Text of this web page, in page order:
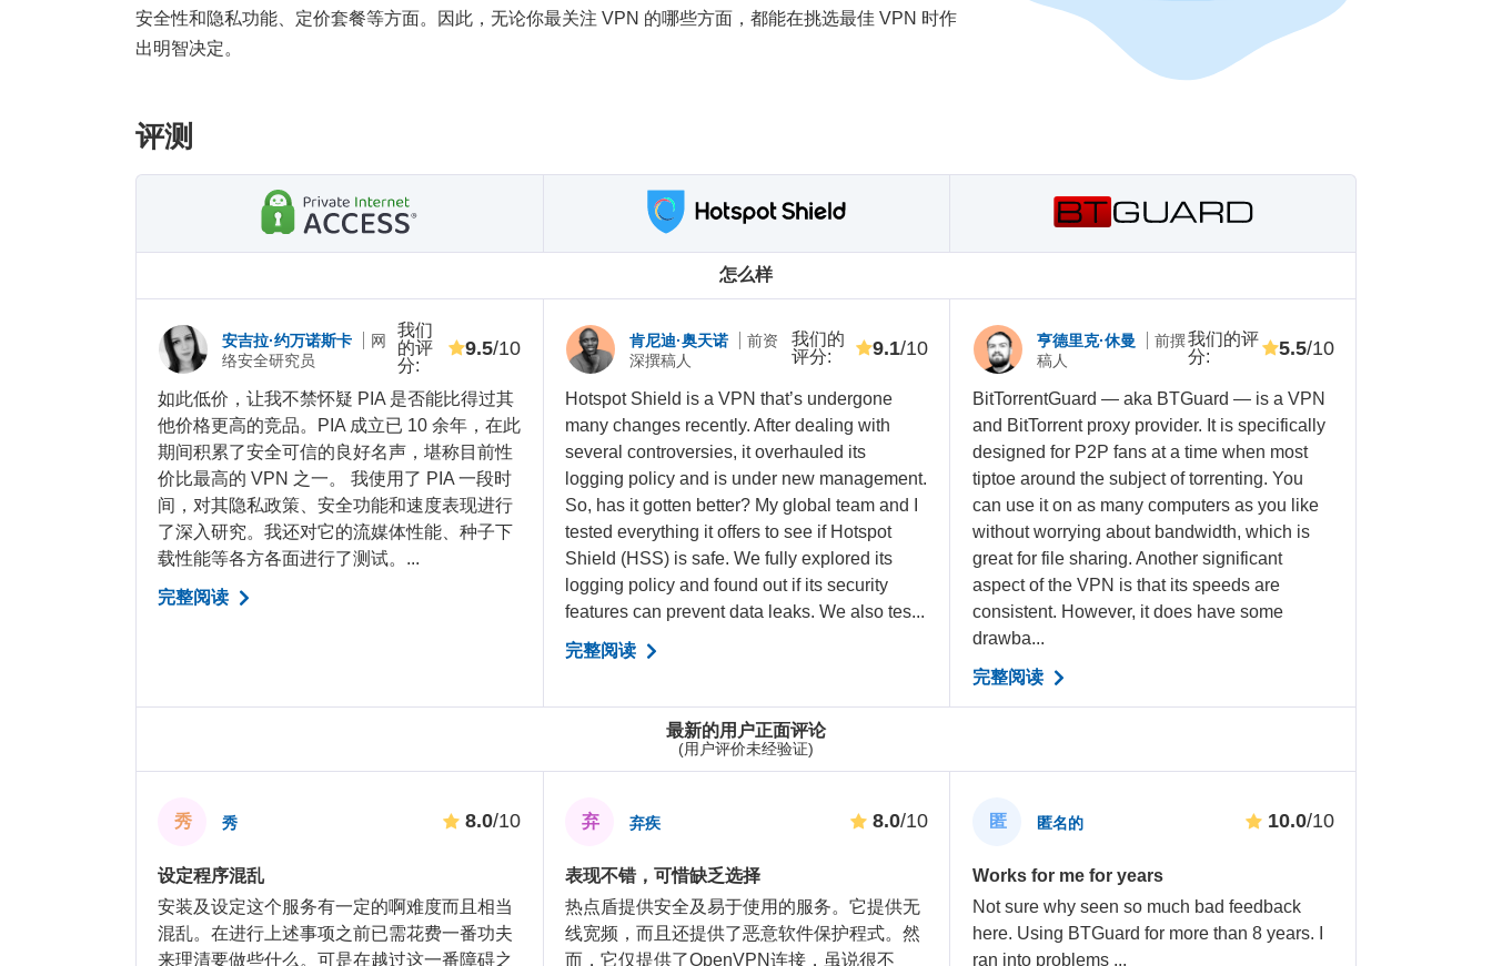
安全性和隐私功能、定价套餐等方面。因此，无论你最关注 VPN 的哪些方面，都能在挑选最佳 VPN 时作
出明智决定。
评测
怎么样
最新的用户正面评论
(用户评价未经验证)
安吉拉·约万诺斯卡
网
络安全研究员
我们
的评
分:
9.5/10
如此低价，让我不禁怀疑 PIA 是否能比得过其
他价格更高的竞品。PIA 成立已 10 余年，在此
期间积累了安全可信的良好名声，堪称目前性
价比最高的 VPN 之一。 我使用了 PIA 一段时
间，对其隐私政策、安全功能和速度表现进行
了深入研究。我还对它的流媒体性能、种子下
载性能等各方各面进行了测试。...
完整阅读
秀 秀 8.0/10
设定程序混乱
安装及设定这个服务有一定的啊难度而且相当
混乱。在进行上述事项之前已需花费一番功夫
来理清要做些什么。可是在越过这一番障碍之
肯尼迪·奥天诺
前资
深撰稿人
我们的
评分: 9.1/10
Hotspot Shield is a VPN that’s undergone
many changes recently. After dealing with
several controversies, it overhauled its
logging policy and is under new management.
So, has it gotten better? My global team and I
tested everything it offers to see if Hotspot
Shield (HSS) is safe. We fully explored its
logging policy and found out if its security
features can prevent data leaks. We also tes...
完整阅读
弃 弃疾 8.0/10
表现不错，可惜缺乏选择
热点盾提供安全及易于使用的服务。它提供无
线宽频，而且还提供了恶意软件保护程式。然
而，它仅提供了OpenVPN连接，虽说很不
亨德里克·休曼
前撰
稿人
我们的评
分: 5.5/10
BitTorrentGuard — aka BTGuard — is a VPN
and BitTorrent proxy provider. It is specifically
designed for P2P fans at a time when most
tiptoe around the subject of torrenting. You
can use it on as many computers as you like
without worrying about bandwidth, which is
great for file sharing. Another significant
aspect of the VPN is that its speeds are
consistent. However, it does have some
drawba...
完整阅读
匿 匿名的 10.0/10
Works for me for years
Not sure why seen so much bad feedback
here. Using BTGuard for more than 8 years. I
ran into problems ...